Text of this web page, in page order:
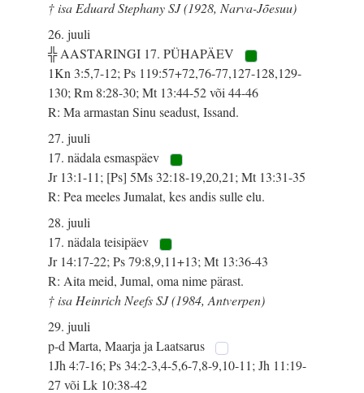
† isa Eduard Stephany SJ (1928, Narva-Jõesuu)
26. juuli
╬ AASTARINGI 17. PÜHAPÄEV
1Kn 3:5,7-12; Ps 119:57+72,76-77,127-128,129-
130; Rm 8:28-30; Mt 13:44-52 või 44-46
R: Ma armastan Sinu seadust, Issand.
27. juuli
17. nädala esmaspäev
Jr 13:1-11; [Ps] 5Ms 32:18-19,20,21; Mt 13:31-35
R: Pea meeles Jumalat, kes andis sulle elu.
28. juuli
17. nädala teisipäev
Jr 14:17-22; Ps 79:8,9,11+13; Mt 13:36-43
R: Aita meid, Jumal, oma nime pärast.
† isa Heinrich Neefs SJ (1984, Antverpen)
29. juuli
p-d Marta, Maarja ja Laatsarus
1Jh 4:7-16; Ps 34:2-3,4-5,6-7,8-9,10-11; Jh 11:19-
27 või Lk 10:38-42